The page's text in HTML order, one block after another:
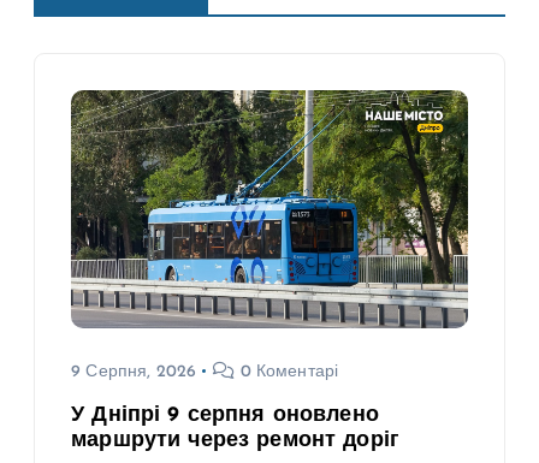
9 Серпня, 2026 0 Коментарі
У Дніпрі 9 серпня оновлено
маршрути через ремонт доріг